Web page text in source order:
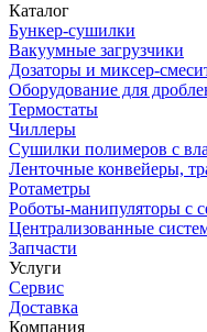
Каталог
Бункер-сушилки
Вакуумные загрузчики
Дозаторы и миксер-
Оборудование для
Термостаты
Чиллеры
Сушилки полимеров с
Ленточные конвейеры,
Ротаметры
Роботы-манипуляторы с
Централизованные
Запчасти
Услуги
Сервис
Доставка
Компания